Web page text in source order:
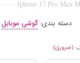
Iphone 17 Pro Max
دسته بندی: گوشی موبایل
(ضروری)